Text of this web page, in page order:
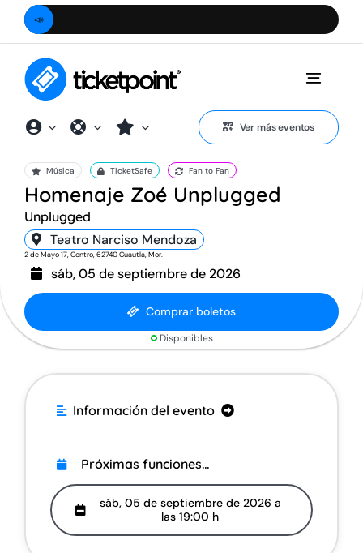
Saltar
contenido
📣
Toggle
Ver más eventos
Música TicketSafe Fan to Fan
Homenaje Zoé Unplugged
Unplugged
Teatro Narciso Mendoza
2 de Mayo 17, Centro, 62740 Cuautla, Mor.
sáb, 05 de septiembre de 2026
Comprar boletos
Disponibles
.
. Información del evento
Precios y zonas
Información adicional
Próximas funciones…
sáb, 05 de septiembre de 2026 a
las 19:00 h